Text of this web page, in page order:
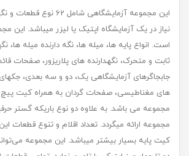
این مجموعه آزمایشگاهی شامل
است. انواع پایه‏ ها، میله ‏ها، نگه دارنده میله ‏ها،
ثابت و متحرک، نگه‏دارنده‏ های پلاریزور، صفحات
جابجاگرهای آزمایشگاهی یک، دو و سه بعدی، جک‏های
های مغناطیسی، صفحات گردان به همراه کیت پیچ
مجموعه می باشد. به علاوه دو نوع باریکه گستر
مجموعه ارائه می‏گردد. تعداد اقلام و تنوع قطعات
کیت پایه بسیار بیشتر می‏باشد. این مجموعه